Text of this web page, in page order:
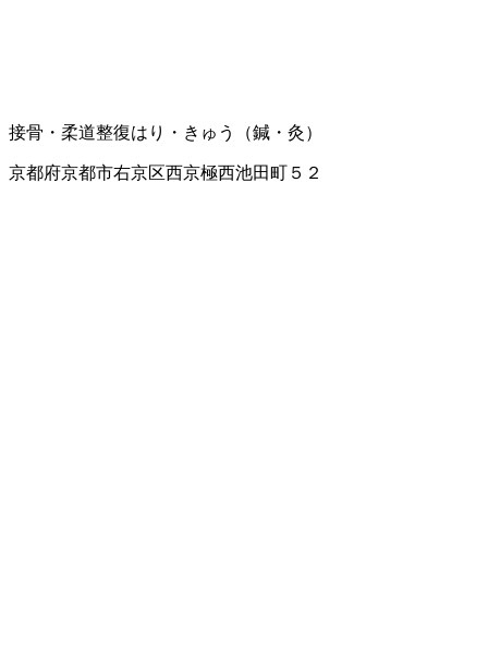
接骨・柔道整復はり・きゅう（鍼・灸）
京都府京都市右京区西京極西池田町５２